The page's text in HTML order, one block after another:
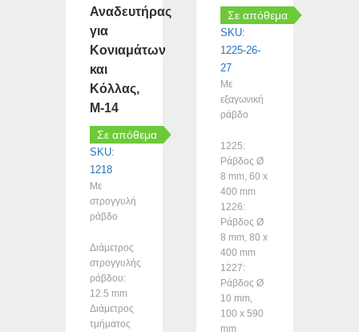
Αναδευτήρας
για
Κονιαμάτων
και
Κόλλας,
M-14
Σε απόθεμα
SKU:
1218
Με
στρογγυλή
ράβδο
Διάμετρος
στρογγυλής
ράβδου:
12.5 mm
Διάμετρος
τμήματος
Σε απόθεμα
SKU:
1225-26-
27
Με
εξαγωνική
ράβδο
1225:
Ράβδος Ø
8 mm, 60 x
400 mm
1226:
Ράβδος Ø
8 mm, 80 x
400 mm
1227:
Ράβδος Ø
10 mm,
100 x 590
mm